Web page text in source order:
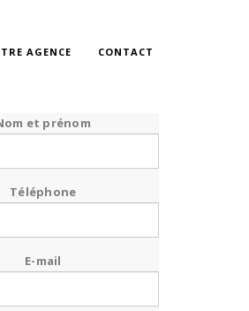
AGENCE CONTACT
et prénom
Téléphone
E-mail